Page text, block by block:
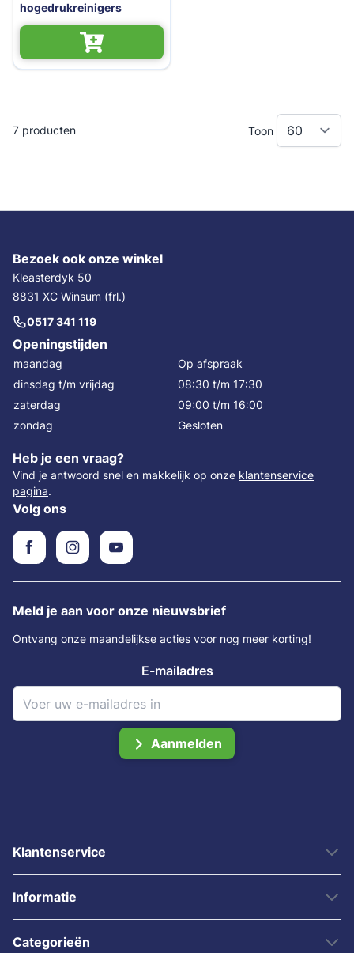
hogedrukreinigers
7 producten Toon
Bezoek ook onze winkel
Kleasterdyk 50
8831 XC Winsum (frl.)
0517 341 119
Openingstijden
maandag
Op afspraak
dinsdag t/m vrijdag
08:30 t/m 17:30
zaterdag
09:00 t/m 16:00
zondag
Gesloten
Heb je een vraag?
Vind je antwoord snel en makkelijk op onze klantenservice
pagina.
Volg ons
Meld je aan voor onze nieuwsbrief
Ontvang onze maandelijkse acties voor nog meer korting!
E-mailadres
Aanmelden
Klantenservice
Informatie
Categorieën